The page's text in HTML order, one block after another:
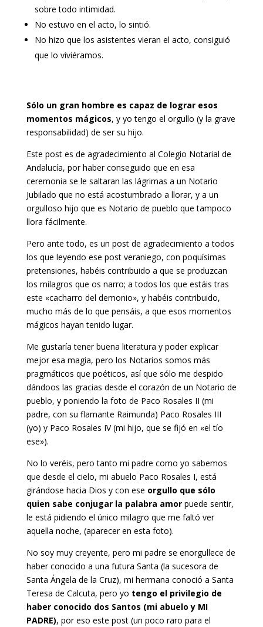
sobre todo intimidad.
No estuvo en el acto, lo sintió.
No hizo que los asistentes vieran el acto, consiguió
que lo viviéramos.
Sólo un gran hombre es capaz de lograr esos
momentos mágicos, y yo tengo el orgullo (y la grave
responsabilidad) de ser su hijo.
Este post es de agradecimiento al Colegio Notarial de
Andalucía, por haber conseguido que en esa
ceremonia se le saltaran las lágrimas a un Notario
Jubilado que no está acostumbrado a llorar, y a un
orgulloso hijo que es Notario de pueblo que tampoco
llora fácilmente.
Pero ante todo, es un post de agradecimiento a todos
los que leyendo ese post veraniego, con poquísimas
pretensiones, habéis contribuido a que se produzcan
los milagros que os narro; a todos los que estáis tras
este «cacharro del demonio», y habéis contribuido,
mucho más de lo que pensáis, a que esos momentos
mágicos hayan tenido lugar.
Me gustaría tener buena literatura y poder explicar
mejor esa magia, pero los Notarios somos más
pragmáticos que poéticos, así que sólo me despido
dándoos las gracias desde el corazón de un Notario de
pueblo, y poniendo la foto de Paco Rosales II (mi
padre, con su flamante Raimunda) Paco Rosales III
(yo) y Paco Rosales IV (mi hijo, que se fijó en «el tío
ese»).
No lo veréis, pero tanto mi padre como yo sabemos
que desde el cielo, mi abuelo Paco Rosales I, está
girándose hacia Dios y con ese orgullo que sólo
quien sabe conjugar la palabra amorpuede sentir,
le está pidiendo el único milagro que me faltó ver
aquella noche, (aparecer en esta foto).
No soy muy creyente, pero mi padre se enorgullece de
haber conocido a una futura Santa (la sucesora de
Santa Ángela de la Cruz), mi hermana conoció a Santa
Teresa de Calcuta, pero yo tengo el privilegio de
haber conocido dos Santos (mi abuelo y MI
PADRE), por eso este post (un poco raro para el